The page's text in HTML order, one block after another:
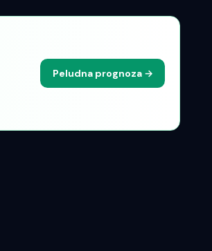
Peludna prognoza →